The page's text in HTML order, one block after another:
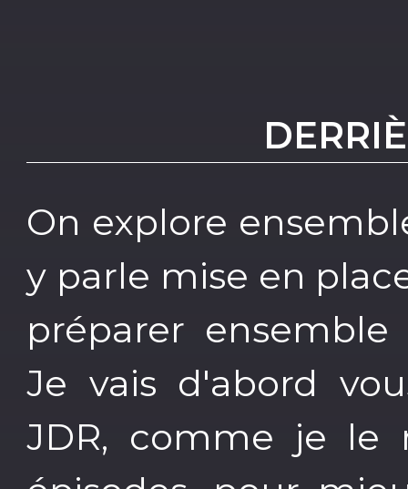
On explore
y parle mise en
préparer
Je vais d'abord
JDR, comme je le